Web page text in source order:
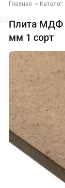
Главная Каталог
Плита МДФ
мм 1 сорт